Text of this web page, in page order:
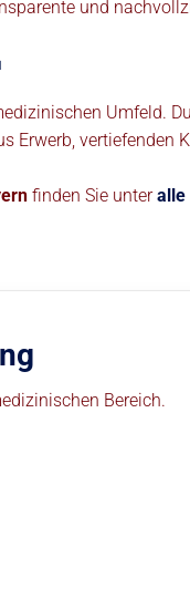
und
Umfeld.
Erwerb, vertiefenden
finden Sie unteralle
Bereich.